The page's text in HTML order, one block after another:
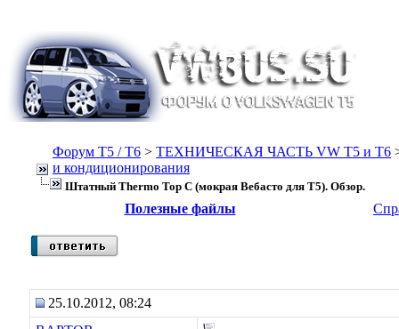
Форум Т5 / T6 > ТЕХНИЧЕСКАЯ ЧАСТЬ VW T5 и T6
и кондиционирования
Штатный Thermo Top C (мокрая Вебасто для Т5). Обзор.
Полезные файлы
25.10.2012, 08:24